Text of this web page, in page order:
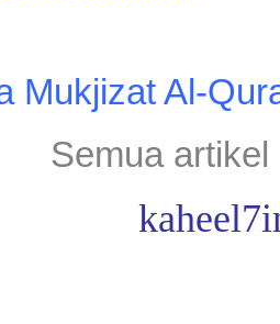
Mukjizat Al-
Semua